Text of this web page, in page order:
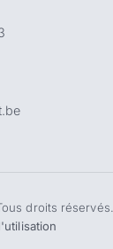
droits réservés.